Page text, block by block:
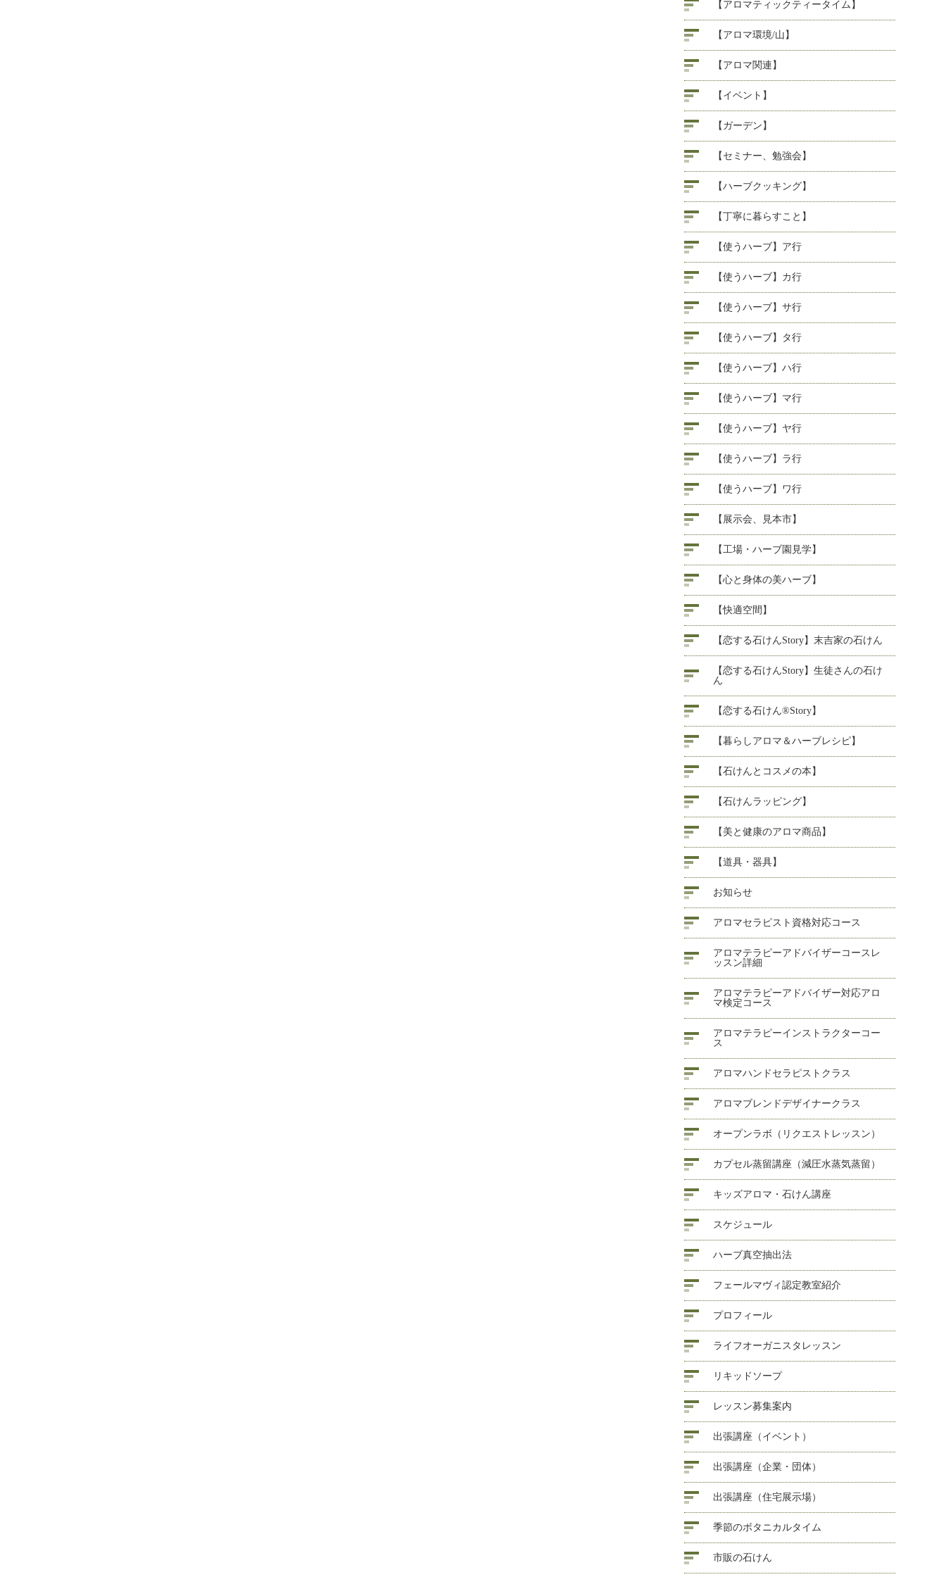
【アロマティックティータイム】
【アロマ環境/山】
【アロマ関連】
【イベント】
【ガーデン】
【セミナー、勉強会】
【ハーブクッキング】
【丁寧に暮らすこと】
【使うハーブ】ア行
【使うハーブ】カ行
【使うハーブ】サ行
【使うハーブ】タ行
【使うハーブ】ハ行
【使うハーブ】マ行
【使うハーブ】ヤ行
【使うハーブ】ラ行
【使うハーブ】ワ行
【展示会、見本市】
【工場・ハーブ園見学】
【心と身体の美ハーブ】
【快適空間】
【恋する石けんStory】末吉家の石けん
【恋する石けんStory】生徒さんの石け
ん
【恋する石けん®Story】
【暮らしアロマ＆ハーブレシピ】
【石けんとコスメの本】
【石けんラッピング】
【美と健康のアロマ商品】
【道具・器具】
お知らせ
アロマセラピスト資格対応コース
アロマテラピーアドバイザーコースレ
ッスン詳細
アロマテラピーアドバイザー対応アロ
マ検定コース
アロマテラピーインストラクターコー
ス
アロマハンドセラピストクラス
アロマブレンドデザイナークラス
オープンラボ（リクエストレッスン）
カプセル蒸留講座（減圧水蒸気蒸留）
キッズアロマ・石けん講座
スケジュール
ハーブ真空抽出法
フェールマヴィ認定教室紹介
プロフィール
ライフオーガニスタレッスン
リキッドソープ
レッスン募集案内
出張講座（イベント）
出張講座（企業・団体）
出張講座（住宅展示場）
季節のボタニカルタイム
市販の石けん